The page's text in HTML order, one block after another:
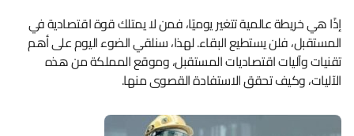
إذًا هي خريطة عالمية تتغير يوميًا، فمن لا يمتلك قوة اقتصادية في
المستقبل، فلن يستطيع البقاء. لهذا، سنلقي الضوء اليوم على أهم
تقنيات وآليات اقتصاديات المستقبل، وموقع المملكة من هذه
الآليات، وكيف تحقق الاستفادة القصوى منها.